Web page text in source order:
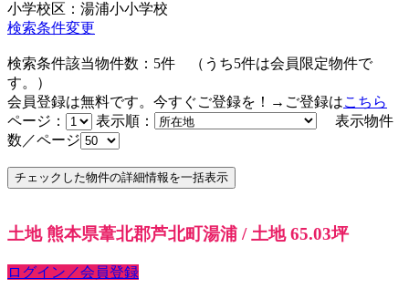
小学校区：湯浦小小学校
検索条件変更
検索条件該当物件数： 5件 （うち5件は会員限定物件で
す。）
会員登録は無料です。今すぐご登録を！→ご登録はこちら
ページ：
表示順：
表示物件
数／ページ
土地 熊本県葦北郡芦北町湯浦 / 土地 65.03坪
ログイン／会員登録